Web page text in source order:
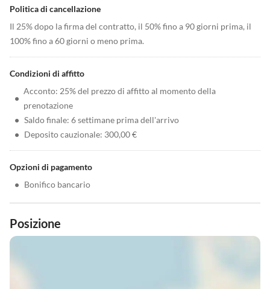
Politica di cancellazione
Il 25% dopo la firma del contratto, il 50% fino a 90 giorni prima, il
100% fino a 60 giorni o meno prima.
Condizioni di affitto
•
Acconto: 25% del prezzo di affitto al momento della
prenotazione
• Saldo finale: 6 settimane prima dell'arrivo
• Deposito cauzionale: 300,00 €
Opzioni di pagamento
• Bonifico bancario
Posizione